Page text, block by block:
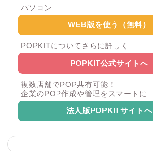
パソコン
WEB版を使う（無料）
POPKITについてさらに詳しく
POPKIT公式サイトへ
複数店舗でPOP共有可能！
企業のPOP作成や管理をスマートに
法人版POPKITサイトへ